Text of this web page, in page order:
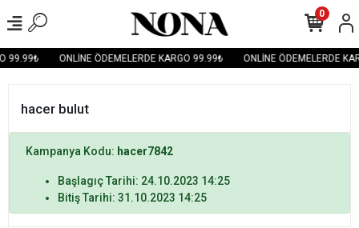
99.99₺ ONLİNE ÖDEMELERDE KARGO 99.99₺ ONLİNE ÖDEMELERDE
0
hacer bulut
Kampanya Kodu: hacer7842
Başlagıç Tarihi: 24.10.2023 14:25
Bitiş Tarihi: 31.10.2023 14:25